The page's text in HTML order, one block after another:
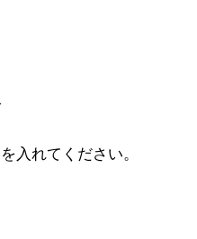
入れてください。